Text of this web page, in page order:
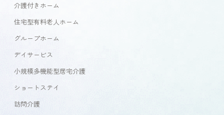
介護付きホーム
住宅型有料老人ホーム
グループホーム
デイサービス
小規模多機能型居宅介護
ショートステイ
訪問介護